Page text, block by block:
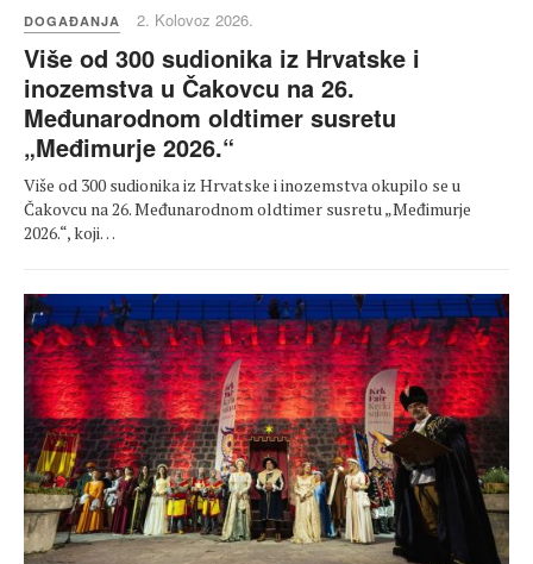
DOGAĐANJA 2. Kolovoz 2026.
Više od 300 sudionika iz Hrvatske i
inozemstva u Čakovcu na 26.
Međunarodnom oldtimer susretu
„Međimurje 2026.“
Više od 300 sudionika iz Hrvatske i inozemstva okupilo se u
Čakovcu na 26. Međunarodnom oldtimer susretu „Međimurje
2026.“, koji…